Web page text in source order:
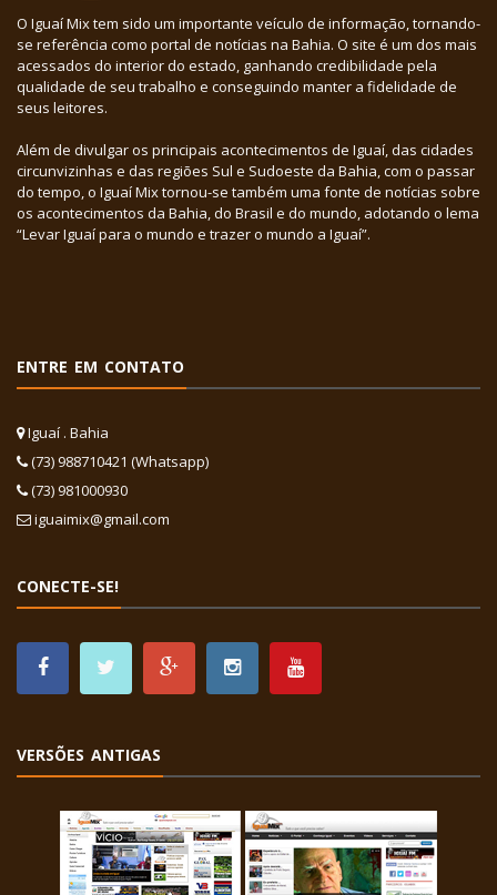
O Iguaí Mix tem sido um importante veículo de informação, tornando-
se referência como portal de notícias na Bahia. O site é um dos mais
acessados do interior do estado, ganhando credibilidade pela
qualidade de seu trabalho e conseguindo manter a fidelidade de
seus leitores.
Além de divulgar os principais acontecimentos de Iguaí, das cidades
circunvizinhas e das regiões Sul e Sudoeste da Bahia, com o passar
do tempo, o Iguaí Mix tornou-se também uma fonte de notícias sobre
os acontecimentos da Bahia, do Brasil e do mundo, adotando o lema
“Levar Iguaí para o mundo e trazer o mundo a Iguaí”.
ENTRE EM CONTATO
Iguaí . Bahia
(73) 988710421 (Whatsapp)
(73) 981000930
iguaimix@gmail.com
CONECTE-SE!
VERSÕES ANTIGAS